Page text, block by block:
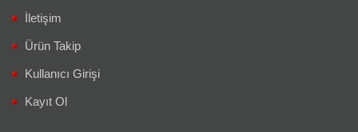
İletişim
Ürün Takip
Kullanıcı Girişi
Kayıt Ol